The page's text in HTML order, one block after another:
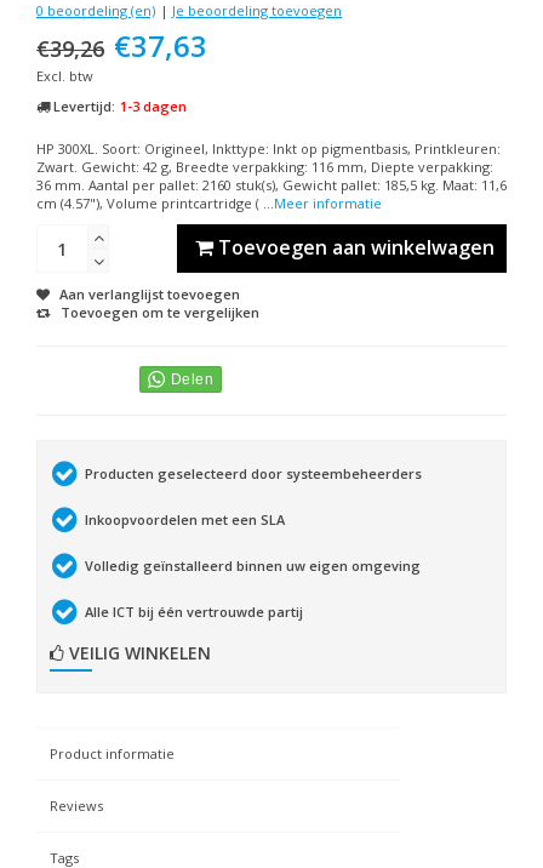
0 beoordeling (en) | Je beoordeling toevoegen
€39,26 €37,63
Excl. btw
Levertijd: 1-3 dagen
HP 300XL. Soort: Origineel, Inkttype: Inkt op pigmentbasis, Printkleuren:
Zwart. Gewicht: 42 g, Breedte verpakking: 116 mm, Diepte verpakking:
36 mm. Aantal per pallet: 2160 stuk(s), Gewicht pallet: 185,5 kg. Maat: 11,6
cm (4.57"), Volume printcartridge ( ...Meer informatie
Toevoegen aan winkelwagen
Aan verlanglijst toevoegen
Toevoegen om te vergelijken
Producten geselecteerd door systeembeheerders
Inkoopvoordelen met een SLA
Volledig geïnstalleerd binnen uw eigen omgeving
Alle ICT bij één vertrouwde partij
VEILIG WINKELEN
Product informatie
Reviews
Tags